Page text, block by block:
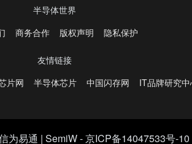
半导体世界
商务合作 版权声明 隐私保护
友情链接
片网 半导体芯片 中国闪存网 IT品牌研究
为易通 | SemiW-京ICP备14047533号-10